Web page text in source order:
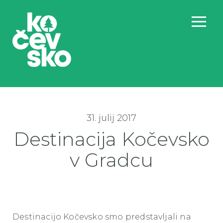
31. julij 2017
Destinacija Kočevsko
v Gradcu
Destinacijo Kočevsko smo predstavljali na